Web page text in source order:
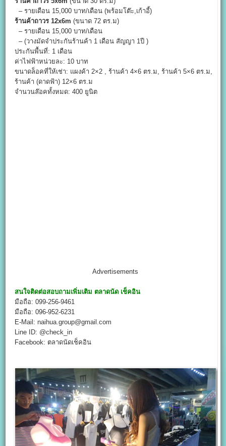
– รายเดือน 15,000 บาท/เดือน (พร้อมโต๊ะ,เก้าอี้)
ร้านค้าถาวร 12x6m (ขนาด 72 ตร.ม)
– รายเดือน 15,000 บาท/เดือน
– (วางมัดจำประกันร้านค้า 1 เดือน สัญญา 1ปี )
ประกันพื้นที่: 1 เดือน
ค่าไฟฟ้าหน่วยละ: 10 บาท
ขนาดล็อคที่ให้เช่า: แผงค้า 2×2 , ร้านค้า 4×6 ตร.ม, ร้านค้า 5×6 ตร.ม,
ร้านค้า (ดาดฟ้า) 12×6 ตร.ม
จำนวนล๊อคทั้งหมด: 400 ยูนิต
Advertisements
สนใจติดต่อสอบถามเพิ่มเติม ตลาดนัด เช็คอิน
มือถือ: 099-256-9461
มือถือ: 096-952-6231
E-Mail: naihua.group@gmail.com
Line ID: @check_in
Facebook: ตลาดนัดเช็คอิน